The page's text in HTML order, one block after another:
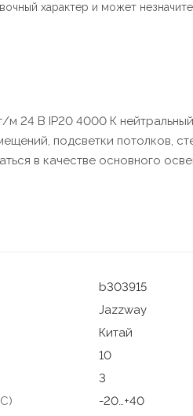
характер и может
м 24 В IP20 4000 К
подсветки потолков,
в качестве основного
b303915
Jazzway
Китай
10
3
-20…+40